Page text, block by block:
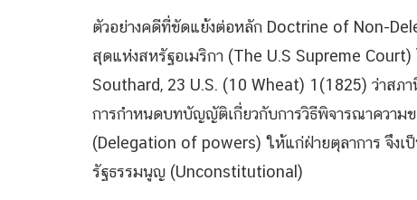
ตัวอย่างคดีที่ขัดแย้งต่อหลัก Doctrine of Non-
สุดแห่งสหรัฐอเมริกา (The U.S Supreme
Southard, 23 U.S. (10 Wheat) 1(1825) ว่าส
การกำหนดบทบัญญัติเกี่ยวกับการวิธีพิจารณาความ
(Delegation of powers) ให้แก่ฝ่ายตุลาการ จึงเ
รัฐธรรมนูญ (Unconstitutional)